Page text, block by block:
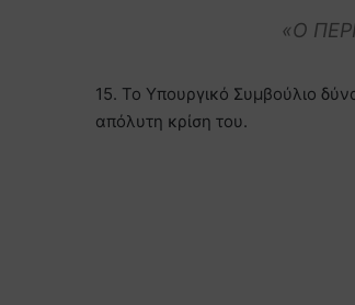
«Ο
15. Το Υπουργικό Συμβούλιο
απόλυτη κρίση του.